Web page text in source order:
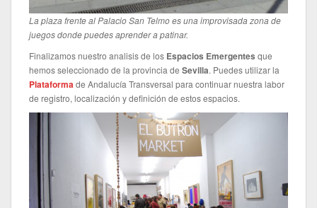
La plaza frente al Palacio San Telmo es una improvisada zona de
juegos donde puedes aprender a patinar.
Finalizamos nuestro analisis de los Espacios Emergentes que
hemos seleccionado de la provincia de Sevilla. Puedes utilizar la
Plataforma de Andalucía Transversal para continuar nuestra labor
de registro, localización y definición de estos espacios.